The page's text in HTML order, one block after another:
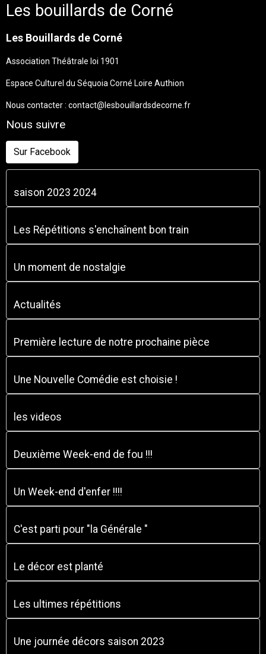
Les bouillards de Corné
Les Bouillards de Corné
Association Théâtrale loi 1901
Espace Culturel du Séquoia Corné Loire Authion
Nous contacter : contact@lesbouillardsdecorne.fr
Nous suivre
Sur Facebook
saison 2023 2024
Les Répétitions s'enchaînent bon train
Un moment de nostalgie
Actualités
Première lecture de notre prochaine pièce
Une Nouvelle Comédie est choisie !
les videos
Deuxième Week-end de fou !!!
Un Week-end d'enfer !!!!
C'est parti pour "la Générale "
Le décor est planté
Les ultimes répétitions
Une journée décors saison 2023